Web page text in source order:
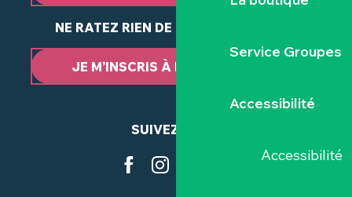
Service Groupes
Accessibilité
Accessibilité
NE RATEZ RIEN DE NOTRE ACTUALITÉ
JE M’INSCRIS À LA NEWSLETTER
SUIVEZ-NOUS